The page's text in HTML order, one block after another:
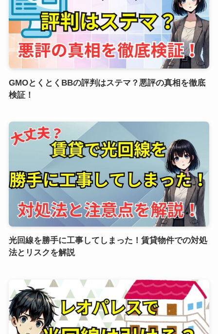
GMOとくとくBBの評判はステマ？悪評の真相を徹底
検証！
光回線を勝手に工事してしまった！賃貸物件での対処
法とリスクを解説